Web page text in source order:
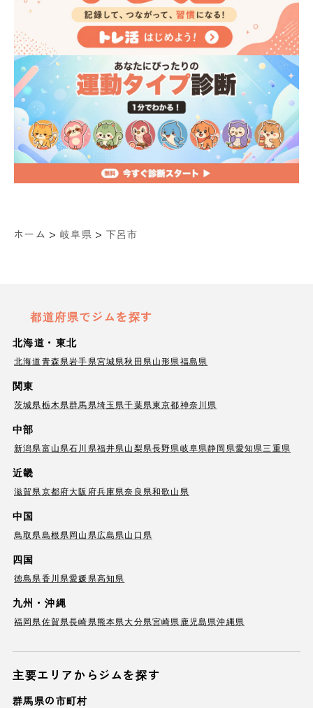
ホーム > 岐阜県 > 下呂市
都道府県でジムを探す
北海道・東北
北海道青森県岩手県宮城県秋田県山形県福島県
関東
茨城県栃木県群馬県埼玉県千葉県東京都神奈川県
中部
新潟県富山県石川県福井県山梨県長野県岐阜県静岡県愛知県三重県
近畿
滋賀県京都府大阪府兵庫県奈良県和歌山県
中国
鳥取県島根県岡山県広島県山口県
四国
徳島県香川県愛媛県高知県
九州・沖縄
福岡県佐賀県長崎県熊本県大分県宮崎県 鹿児島県沖縄県
主要エリアからジムを探す
群馬県の市町村